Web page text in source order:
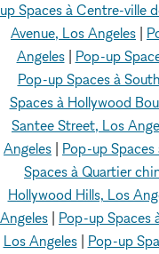
up Spaces à Centre-ville
Avenue, Los Angeles
Angeles| Pop-up
Pop-up Spaces à
Spaces à Hollywood
Santee Street, Los
Angeles
Pop-up
Spaces à Quartier
Hollywood Hills, Los
Angeles
Pop-up Spaces
Los Angeles| Pop-up